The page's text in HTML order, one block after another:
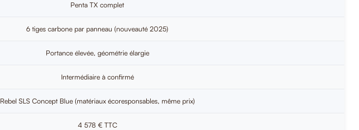
Penta TX complet
6 tiges carbone par panneau (nouveauté 2025)
Portance élevée, géométrie élargie
Intermédiaire à confirmé
Rebel SLS Concept Blue (matériaux écoresponsables, même prix)
4 578 € TTC